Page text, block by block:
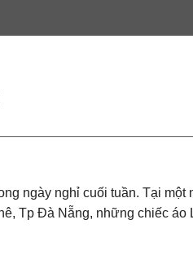
ngày nghỉ cuối tuần. Tại một
Tp Đà Nẵng, những chiếc áo